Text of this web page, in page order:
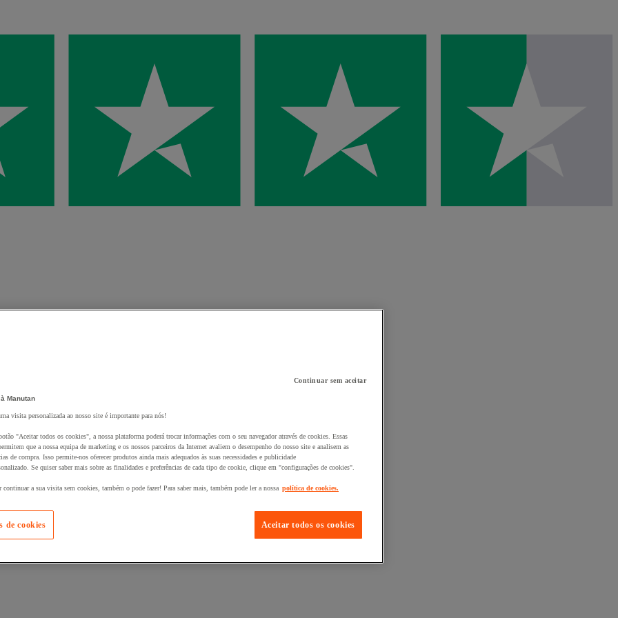
seu cesto :
Continuar sem aceitar
Manutan
visita personalizada ao nosso site é importante para nós!
"Aceitar todos os cookies", a nossa plataforma poderá trocar informações com o seu navegador através de cookies. Essas
que a nossa equipa de marketing e os nossos parceiros da Internet avaliem o desempenho do nosso site e analisem as
de compra. Isso permite-nos oferecer produtos ainda mais adequados às suas necessidades e publicidade
Se quiser saber mais sobre as finalidades e preferências de cada tipo de cookie, clique em "configurações de cookies".
continuar a sua visita sem cookies, também o pode fazer! Para saber mais, também pode ler a nossa política de cookies.
Aceitar todos os cookies
de cookies